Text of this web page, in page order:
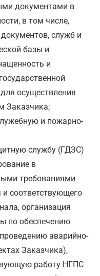
документами в
в том числе,
служб и
базы и
и
осуществления
Заказчика;
и пожарно-
службу (ГДЗС)
в
требованиями
соответствующего
организация
по обеспечению
аварийно-
Заказчика),
работу НГПС